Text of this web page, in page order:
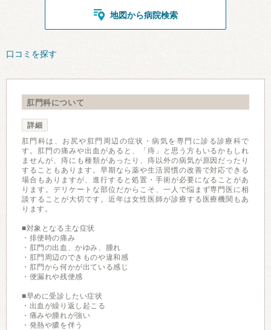
地図から病院検索
口コミを探す
肛門科について
詳細
肛門科は、お尻や肛門周辺の症状・病気を専門に診る診療科で
す。肛門の痛みや出血があると、「痔」と思う方もいるかもしれ
ませんが、痔にも種類があったり、痔以外の病気が原因だったり
することもあります。早期なら薬や生活習慣の改善で対応できる
場合もありますが、進行すると処置・手術が必要になることがあ
ります。デリケートな部位だからこそ、一人で悩まず専門医に相
談することが大切です。近年は女性医師が診療する医療機関もあ
ります。
■対象となる主な症状
・排便時の痛み
・肛門の出血、かゆみ、腫れ
・肛門周辺のできものや違和感
・肛門から何かが出ている感じ
・便漏れや残便感
■早めに受診したい症状
・出血が繰り返し起こる
・痛みや腫れが強い
・発熱や膿を伴う